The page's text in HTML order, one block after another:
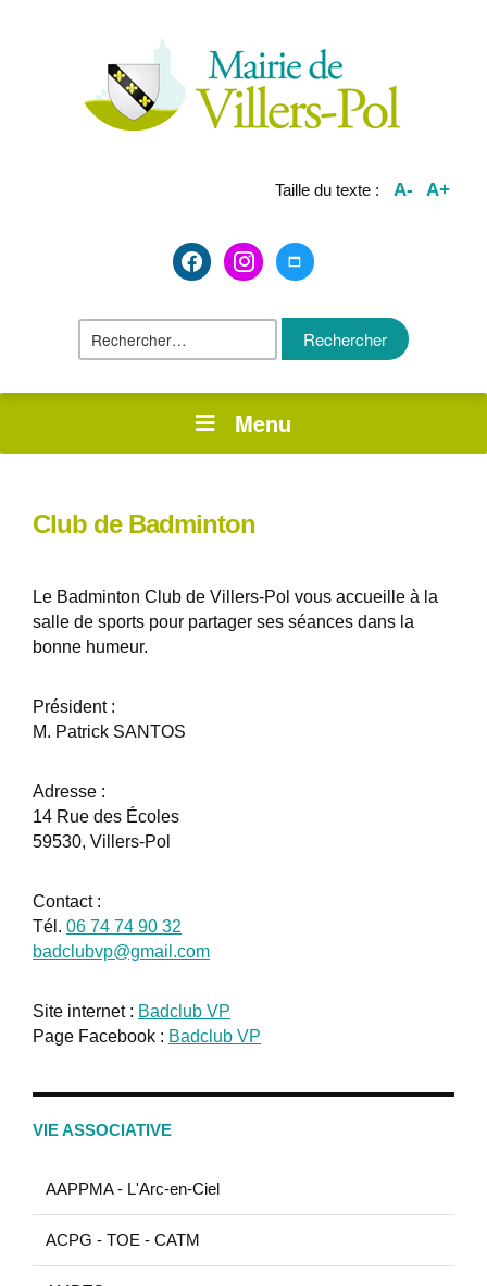
Taille du texte : A- A+
facebook2instagrammaximize
Rechercher :
Menu
Club de Badminton
Le Badminton Club de Villers-Pol vous accueille à la
salle de sports pour partager ses séances dans la
bonne humeur.
Président :
M. Patrick SANTOS
Adresse :
14 Rue des Écoles
59530, Villers-Pol
Contact :
Tél. 06 74 74 90 32
badclubvp@gmail.com
Site internet : Badclub VP
Page Facebook : Badclub VP
VIE ASSOCIATIVE
AAPPMA - L'Arc-en-Ciel
ACPG - TOE - CATM